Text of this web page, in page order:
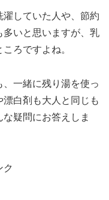
していた人や、節約
いと思いますが、乳
ろですよね。
一緒に残り湯を使っ
白剤も大人と同じも
疑問にお答えしま
ク